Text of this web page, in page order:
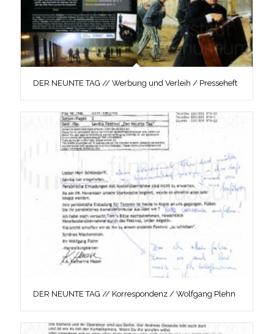
DER NEUNTE TAG // Werbung und Verleih / Presseheft
DER NEUNTE TAG // Korrespondenz / Wolfgang Plehn